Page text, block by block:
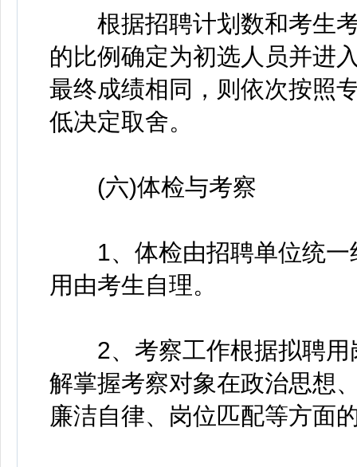
根据招聘计划数和考生考
的比例确定为初选人员并进
最终成绩相同，则依次按照
低决定取舍。
(六)体检与考察
1、体检由招聘单位统一
用由考生自理。
2、考察工作根据拟聘用
解掌握考察对象在政治思想
廉洁自律、岗位匹配等方面